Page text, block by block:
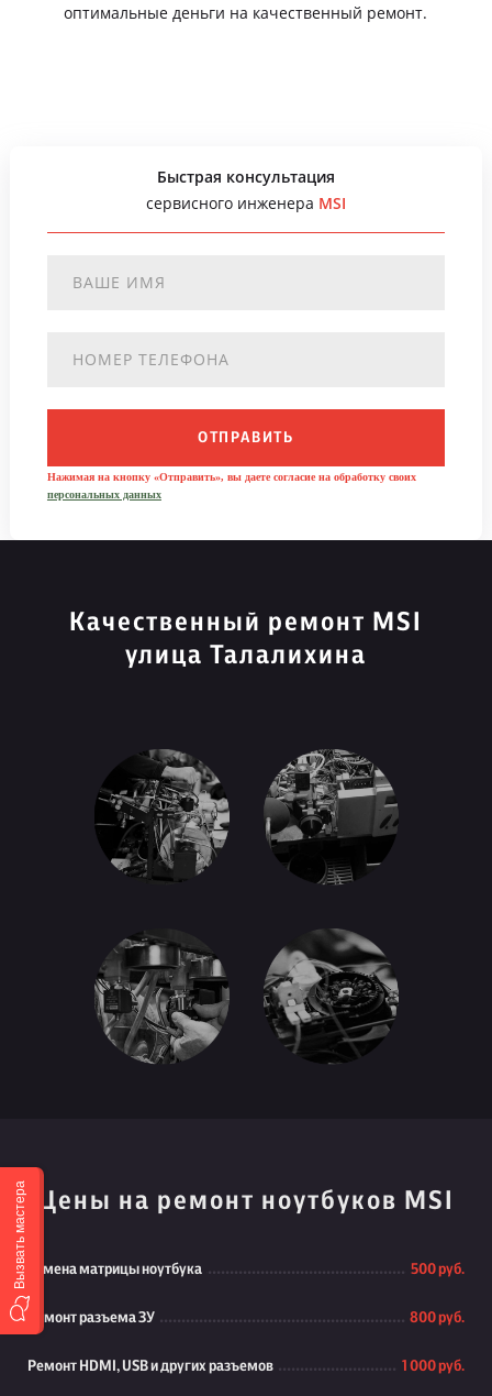
оптимальные деньги на качественный ремонт.
Быстрая консультация
сервисного инженера MSI
ОТПРАВИТЬ
Нажимая на кнопку «Отправить», вы даете согласие на обработку своих
персональных данных
Качественный ремонт MSI
улица Талалихина
Цены на ремонт ноутбуков MSI
Замена матрицы ноутбука 500 руб.
Ремонт разъема ЗУ 800 руб.
Ремонт HDMI, USB и других разъемов 1 000 руб.
Вызвать мастера